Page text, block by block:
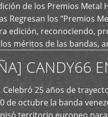
de los Premios Metal
Regresan los “Premios
edición, reconociendo,
méritos de las bandas,
tendencias del metal y
CANDY66
Celebró 25 años de
de octubre la banda